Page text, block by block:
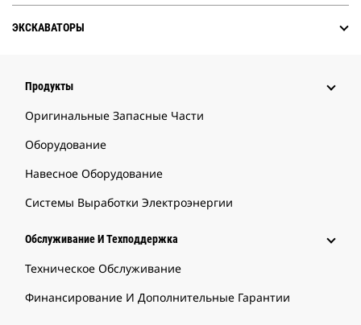
ЭКСКАВАТОРЫ
Продукты
Оригинальные Запасные Части
Оборудование
Навесное Оборудование
Системы Выработки Электроэнергии
Обслуживание И Техподдержка
Техническое Обслуживание
Финансирование И Дополнительные Гарантии